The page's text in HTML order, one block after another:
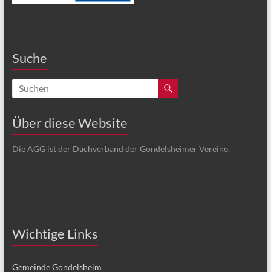
Suche
Über diese Website
Die AGG ist der Dachverband der Gondelsheimer Vereine.
Wichtige Links
Gemeinde Gondelsheim